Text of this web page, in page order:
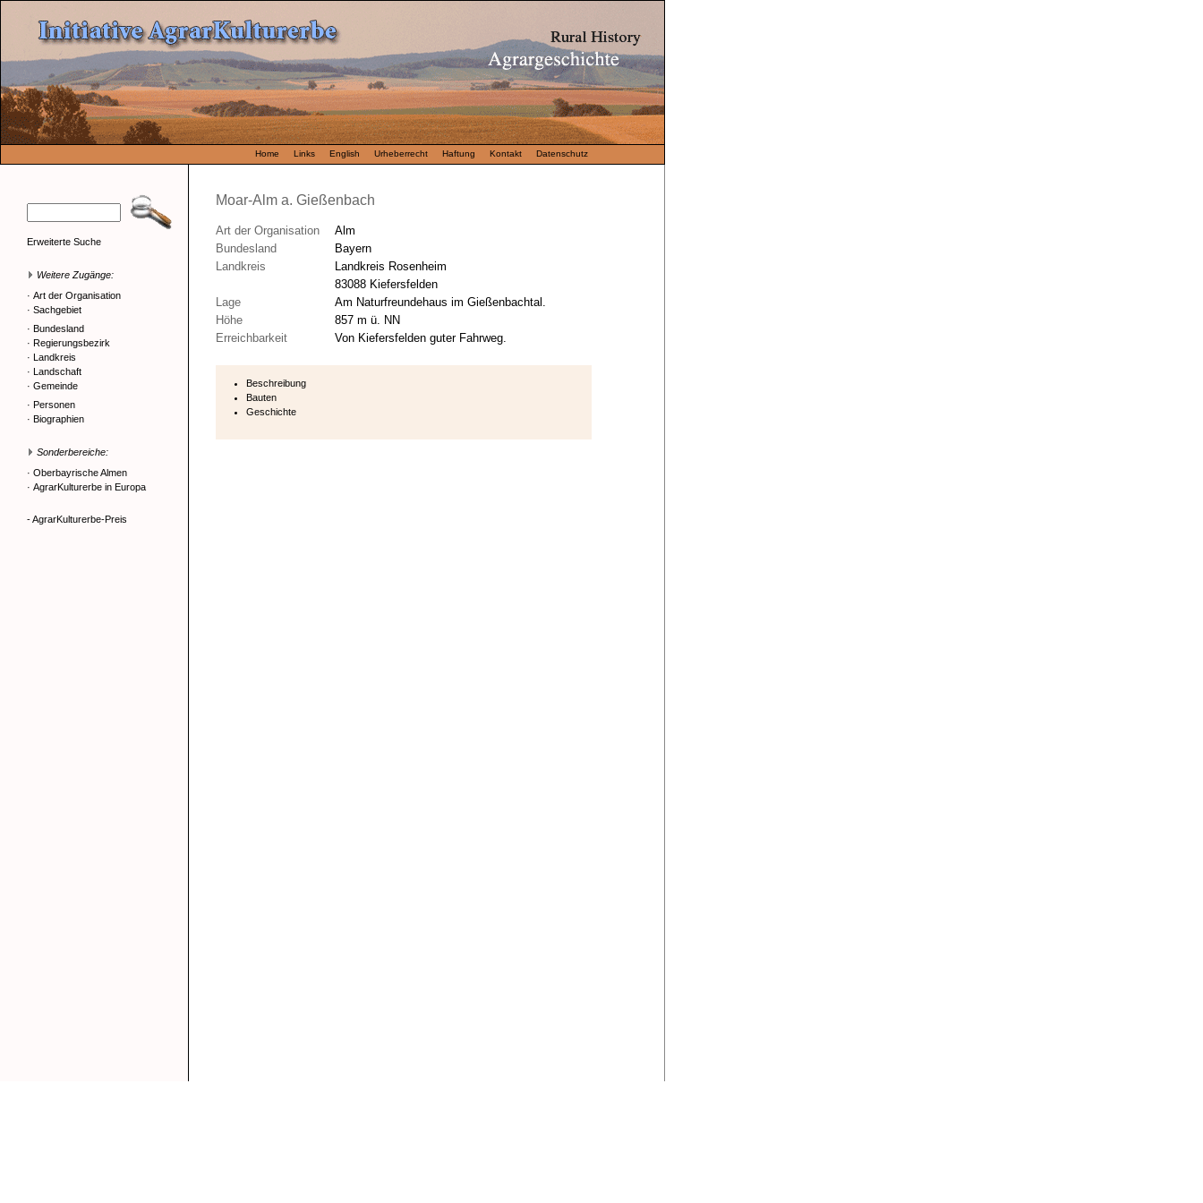
Home Links English Urheberrecht Haftung Kontakt Datenschutz
Erweiterte Suche
Weitere Zugänge:
· Art der Organisation
· Sachgebiet
· Bundesland
· Regierungsbezirk
· Landkreis
· Landschaft
· Gemeinde
· Personen
· Biographien
Sonderbereiche:
· Oberbayrische Almen
· AgrarKulturerbe in Europa
- AgrarKulturerbe-Preis
Moar-Alm a. Gießenbach
Art der Organisation
Alm
Bundesland
Bayern
Landkreis
Landkreis Rosenheim
83088 Kiefersfelden
Lage
Am Naturfreundehaus im Gießenbachtal.
Höhe
857 m ü. NN
Erreichbarkeit
Von Kiefersfelden guter Fahrweg.
Beschreibung
Bauten
Geschichte